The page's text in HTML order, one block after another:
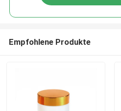
Empfohlene Produkte